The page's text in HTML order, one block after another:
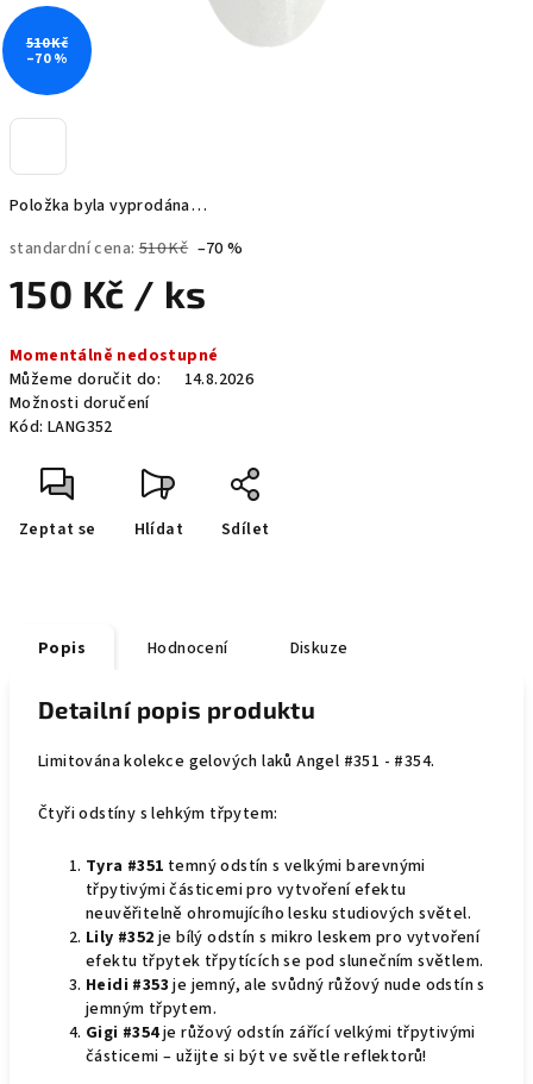
Položka byla vyprodána…
standardní cena: 510 Kč –70 %
150 Kč / ks
cena:
Momentálně nedostupné
Můžeme doručit do:
14.8.2026
Možnosti doručení
Kód: LANG352
Zeptat se Hlídat Sdílet
510 Kč
–70 %
Popis Hodnocení Diskuze
Detailní popis produktu
Limitována kolekce gelových laků Angel #351 - #354.
Čtyři odstíny s lehkým třpytem:
Tyra #351 temný odstín s velkými barevnými
třpytivými částicemi pro vytvoření efektu
neuvěřitelně ohromujícího lesku studiových světel.
Lily #352je bílý odstín s mikro leskem pro vytvoření
efektu třpytek třpytících se pod slunečním světlem.
Heidi #353je jemný, ale svůdný růžový nude odstín s
jemným třpytem.
Gigi #354je růžový odstín zářící velkými třpytivými
částicemi – užijte si být ve světle reflektorů!